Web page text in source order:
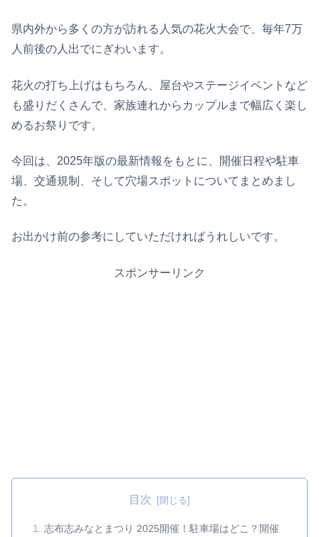
県内外から多くの方が訪れる人気の花火大会で、毎年7万
人前後の人出でにぎわいます。
花火の打ち上げはもちろん、屋台やステージイベントなど
も盛りだくさんで、家族連れからカップルまで幅広く楽し
めるお祭りです。
今回は、2025年版の最新情報をもとに、開催日程や駐車
場、交通規制、そして穴場スポットについてまとめまし
た。
お出かけ前の参考にしていただければうれしいです。
スポンサーリンク
目次
志布志みなとまつり 2025開催！駐車場はどこ？開催